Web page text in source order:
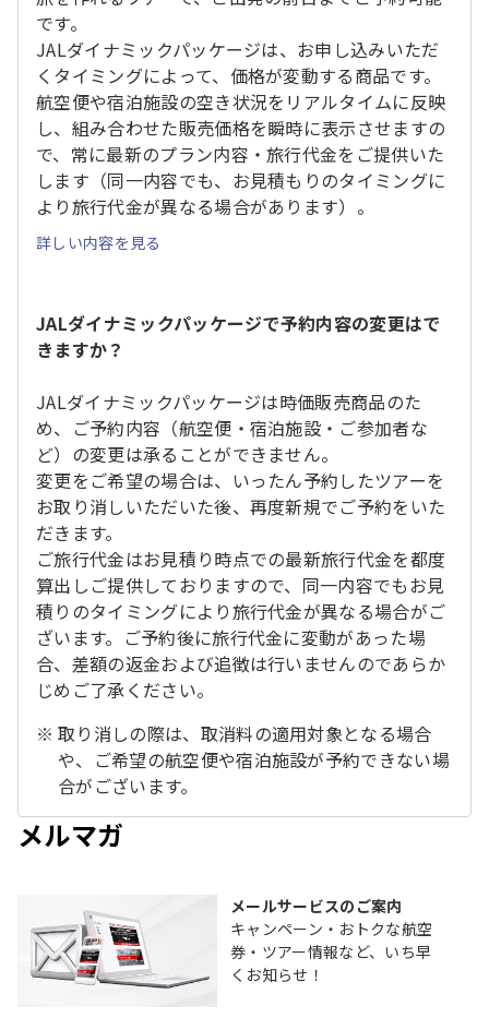
です。
JALダイナミックパッケージは、お申し込みいただ
くタイミングによって、価格が変動する商品です。
航空便や宿泊施設の空き状況をリアルタイムに反映
し、組み合わせた販売価格を瞬時に表示させますの
で、常に最新のプラン内容・旅行代金をご提供いた
します（同一内容でも、お見積もりのタイミングに
より旅行代金が異なる場合があります）。
詳しい内容を見る
JALダイナミックパッケージで予約内容の変更はで
きますか？
JALダイナミックパッケージは時価販売商品のた
め、ご予約内容（航空便・宿泊施設・ご参加者な
ど）の変更は承ることができません。
変更をご希望の場合は、いったん予約したツアーを
お取り消しいただいた後、再度新規でご予約をいた
だきます。
ご旅行代金はお見積り時点での最新旅行代金を都度
算出しご提供しておりますので、同一内容でもお見
積りのタイミングにより旅行代金が異なる場合がご
ざいます。ご予約後に旅行代金に変動があった場
合、差額の返金および追徴は行いませんのであらか
じめご了承ください。
取り消しの際は、取消料の適用対象となる場合
や、ご希望の航空便や宿泊施設が予約できない場
合がございます。
メルマガ
メールサービスのご案内
キャンペーン・おトクな航空
券・ツアー情報など、いち早
くお知らせ！